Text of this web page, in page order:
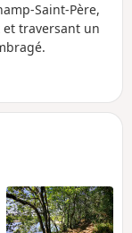
Saint-Père,
traversant un